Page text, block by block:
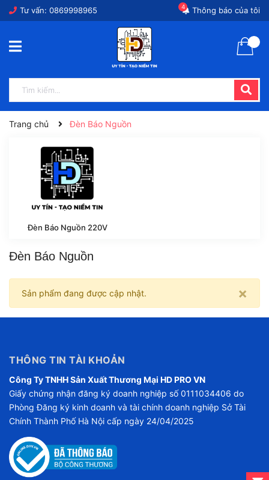
Tư vấn: 0869998965 Thông báo của tôi
4
Trang chủ Đèn Báo Nguồn
Đèn Báo Nguồn 220V
Đèn Báo Nguồn
×
Sản phẩm đang được cập nhật.
THÔNG TIN TÀI KHOẢN
Công Ty TNHH Sản Xuất Thương Mại HD PRO VN
Giấy chứng nhận đăng ký doanh nghiệp số 0111034406 do
Phòng Đăng ký kinh doanh và tài chính doanh nghiệp Sở Tài
Chính Thành Phố Hà Nội cấp ngày 24/04/2025